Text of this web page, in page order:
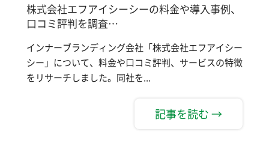
株式会社エフアイシーシーの料金や導入事例、
口コミ評判を調査…
インナーブランディング会社「株式会社エフアイシー
シー」について、料金や口コミ評判、サービスの特徴
をリサーチしました。同社を...
記事を読む →